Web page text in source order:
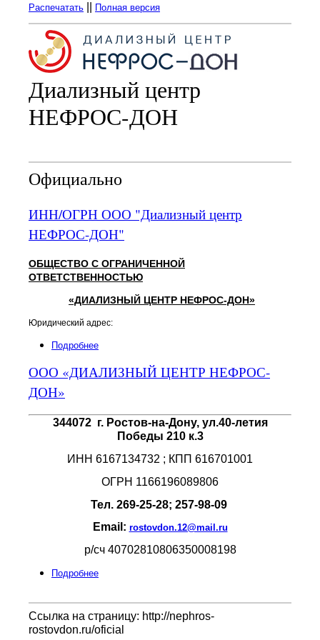
Распечатать Полная версия
Диализный центр
НЕФРОС-ДОН
Официально
ИНН/ОГРН ООО "Диализный центр
НЕФРОС-ДОН"
ОБЩЕСТВО С ОГРАНИЧЕННОЙ
ОТВЕТСТВЕННОСТЬЮ
«ДИАЛИЗНЫЙ ЦЕНТР НЕФРОС-ДОН»
Юридический адрес:
Подробнее
ООО «ДИАЛИЗНЫЙ ЦЕНТР НЕФРОС-
ДОН»
344072 г. Ростов-на-Дону, ул.40-летия
Победы 210 к.3
ИНН 6167134732 ; КПП 616701001
ОГРН 1166196089806
Тел. 269-25-28; 257-98-09
Email: rostovdon.12@mail.ru
р/сч 40702810806350008198
Подробнее
Ссылка на страницу: http://nephros-
rostovdon.ru/oficial